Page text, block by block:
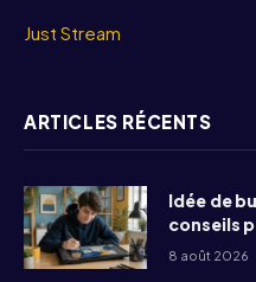
Just Stream
ARTICLES RÉCENTS
Idée de
conseils
8 août 2026